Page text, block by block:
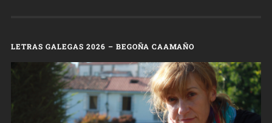
LETRAS GALEGAS 2026 – BEGOÑA CAAMAÑO